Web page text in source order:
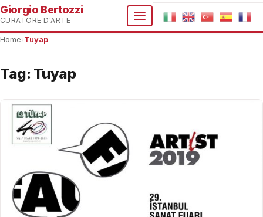
Giorgio Bertozzi
CURATORE D'ARTE
Home Tuyap
Tag: Tuyap